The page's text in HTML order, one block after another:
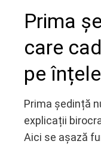
Prima
care
pe
Prima ședință
explicații
Aici se așază